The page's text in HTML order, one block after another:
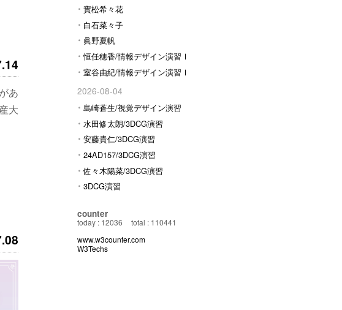
實松希々花
白石菜々子
眞野夏帆
恒任穂香/情報デザイン演習Ⅰ
室谷由紀/情報デザイン演習Ⅰ
2026-08-04
島崎蒼生/視覚デザイン演習
水田修太朗/3DCG演習
安藤貴仁/3DCG演習
24AD157/3DCG演習
佐々木陽菜/3DCG演習
3DCG演習
counter
today : 12036
total : 110441
www.w3counter.com
W3Techs
あ
大